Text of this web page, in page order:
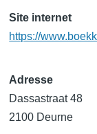
Site internet
https://
Adresse
Dassastraat 48
2100 Deurne